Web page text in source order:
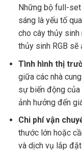
Những bộ full-set
sáng là yếu tố
cho cây thủy
thủy sinh RGB sẽ
Tình hình thị
giữa các nhà
sự biến động
ảnh hưởng đến
Chi phí vận
thước lớn hoặc
và dịch vụ lắp